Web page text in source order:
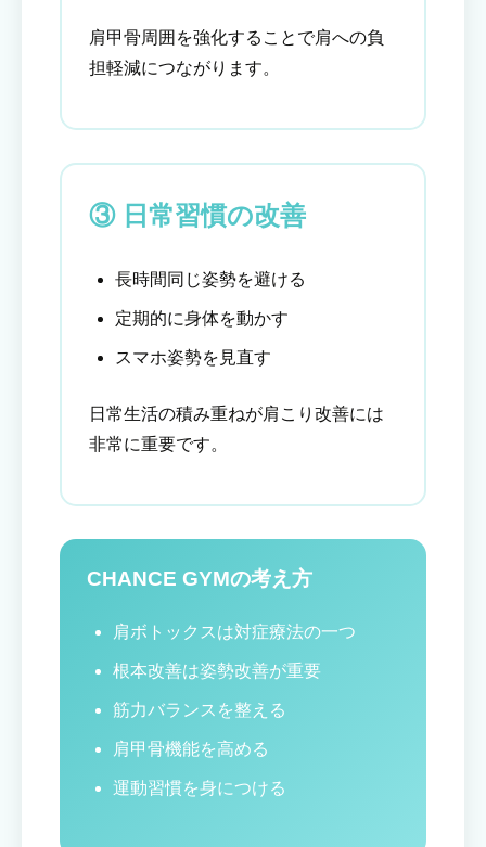
肩甲骨周囲を強化することで肩への負
担軽減につながります。
③ 日常習慣の改善
長時間同じ姿勢を避ける
定期的に身体を動かす
スマホ姿勢を見直す
日常生活の積み重ねが肩こり改善には
非常に重要です。
CHANCE GYMの考え方
肩ボトックスは対症療法の一つ
根本改善は姿勢改善が重要
筋力バランスを整える
肩甲骨機能を高める
運動習慣を身につける